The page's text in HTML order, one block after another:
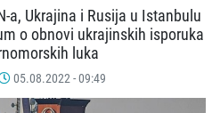
a, Ukrajina i Rusija u Istanbulu
o obnovi ukrajinskih isporuka
luka
05.08.2022 - 09:49